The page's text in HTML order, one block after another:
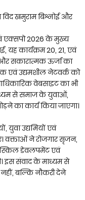
खमुराम बिश्नोई और
एक्सपो 2026 के मुख्य
कार्यक्रम 20, 21, एवं
सकारात्मक ऊर्जा का
एवं उद्यमशील नेटवर्क को
वेबसाइट का भी
से समाज के युवाओं,
का कार्य किया जाएगा।
युवा उद्यमियों एवं
वक्ताओं ने रोजगार सृजन,
स्किल डेवलपमेंट एवं
इस संवाद के माध्यम से
बल्कि नौकरी देने